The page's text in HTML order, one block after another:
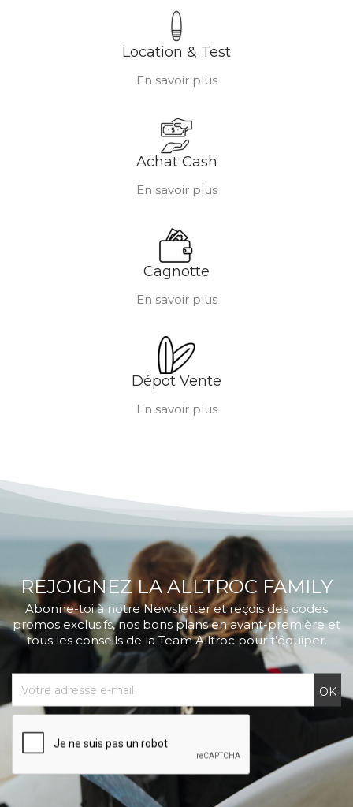
Location & Test
En savoir plus
Achat Cash
En savoir plus
Cagnotte
En savoir plus
Dépot Vente
En savoir plus
REJOIGNEZ LA ALLTROC FAMILY
Abonne-toi à notre Newsletter et reçois des codes
promos exclusifs, nos bons plans en avant-première et
tous les conseils de la Team Alltroc pour t’équiper.